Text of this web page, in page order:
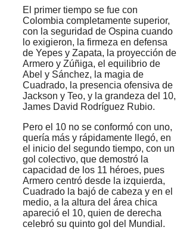
El primer tiempo se fue con
Colombia completamente superior,
con la seguridad de Ospina cuando
lo exigieron, la firmeza en defensa
de Yepes y Zapata, la proyección de
Armero y Zúñiga, el equilibrio de
Abel y Sánchez, la magia de
Cuadrado, la presencia ofensiva de
Jackson y Teo, y la grandeza del 10,
James David Rodríguez Rubio.
Pero el 10 no se conformó con uno,
quería más y rápidamente llegó, en
el inicio del segundo tiempo, con un
gol colectivo, que demostró la
capacidad de los 11 héroes, pues
Armero centró desde la izquierda,
Cuadrado la bajó de cabeza y en el
medio, a la altura del área chica
apareció el 10, quien de derecha
celebró su quinto gol del Mundial.